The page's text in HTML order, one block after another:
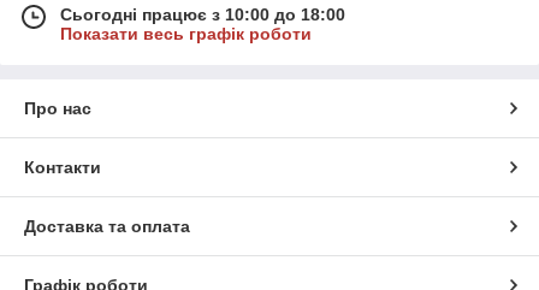
Сьогодні працює з 10:00 до 18:00
Показати весь графік роботи
Про нас
Контакти
Доставка та оплата
Графік роботи